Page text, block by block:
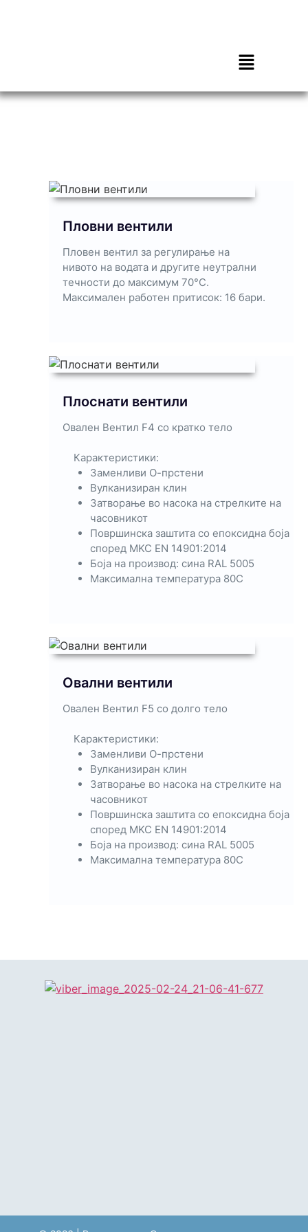
Пловни вентили
Пловен вентил за регулирање на
нивото на водата и другите неутрални
течности до максимум 70°C.
Максимален работен притисок: 16 бари.
Плоснати вентили
Овален Вентил F4 со кратко тело
Карактеристики:
Заменливи О-прстени
Вулканизиран клин
Затворање во насока на стрелките на
часовникот
Површинска заштита со епоксидна боја
според MKC EN 14901:2014
Боја на производ: сина RAL 5005
Максимална температура 80C
Овални вентили
Овален Вентил F5 со долго тело
Карактеристики:
Заменливи О-прстени
Вулканизиран клин
Затворање во насока на стрелките на
часовникот
Површинска заштита со епоксидна боја
според MKC EN 14901:2014
Боја на производ: сина RAL 5005
Максимална температура 80C